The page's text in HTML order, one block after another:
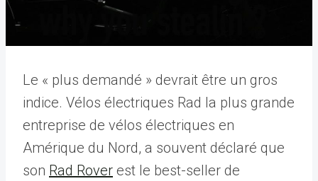
Le « plus demandé » devrait être un gros
indice. Vélos électriques Rad la plus grande
entreprise de vélos électriques en
Amérique du Nord, a souvent déclaré que
son Rad Rover est le best-seller de